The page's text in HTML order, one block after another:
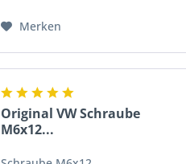
Merken
Original VW Schraube
M6x12...